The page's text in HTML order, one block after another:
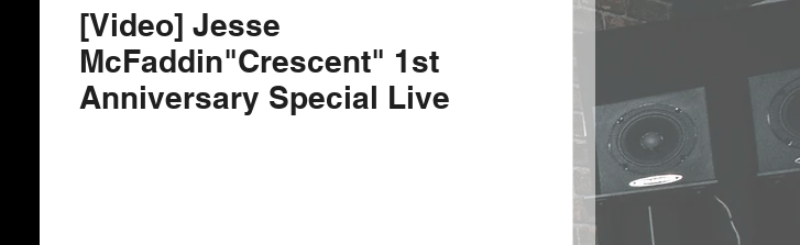
[Video] Jesse
McFaddin"Crescent" 1st
Anniversary Special Live